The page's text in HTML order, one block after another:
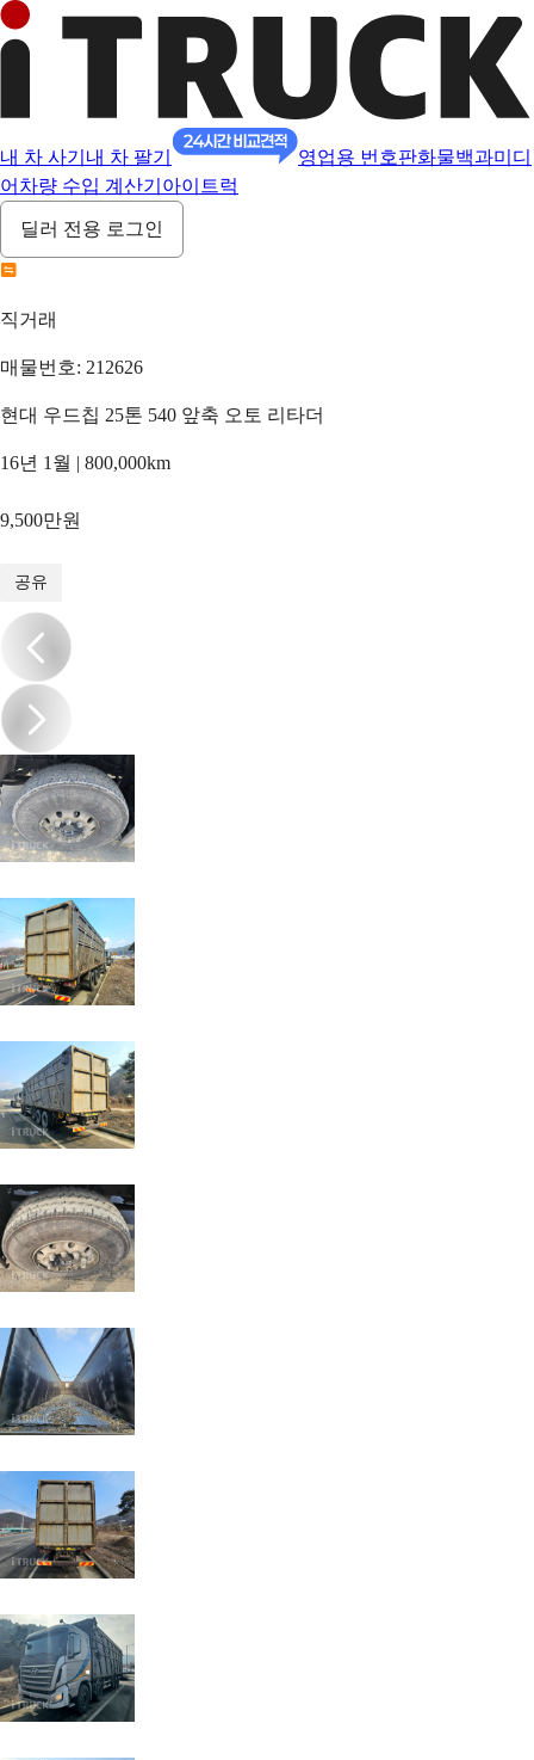
내 차 사기 내 차 팔기 영업용 번호판화물백과미디
어 차량 수입 계산기 아이트럭
딜러 전용 로그인
직거래
매물번호: 212626
현대 우드칩 25톤 540 앞축 오토 리타더
16년 1월 | 800,000km
9,500만원
공유
/13